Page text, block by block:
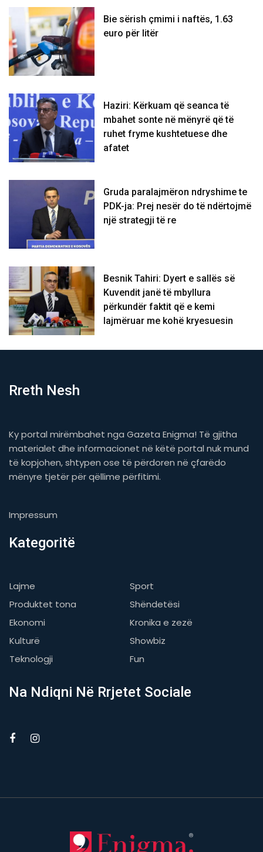
Bie sërish çmimi i naftës, 1.63
euro për litër
Haziri: Kërkuam që seanca të
mbahet sonte në mënyrë që të
ruhet fryme kushtetuese dhe
afatet
Gruda paralajmëron ndryshime te
PDK-ja: Prej nesër do të ndërtojmë
një strategji të re
Besnik Tahiri: Dyert e sallës së
Kuvendit janë të mbyllura
përkundër faktit që e kemi
lajmëruar me kohë kryesuesin
Rreth Nesh
Ky portal mirëmbahet nga Gazeta Enigma! Të gjitha
materialet dhe informacionet në këtë portal nuk mund
të kopjohen, shtypen ose të përdoren në çfarëdo
mënyre tjetër për qëllime përfitimi.
Impressum
Kategoritë
Lajme
Sport
Produktet tona
Shëndetësi
Ekonomi
Kronika e zezë
Kulturë
Showbiz
Teknologji
Fun
Na Ndiqni Në Rrjetet Sociale